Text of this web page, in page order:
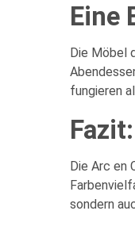
Eine
Die Möbel
fungieren
Die Arc en
sondern